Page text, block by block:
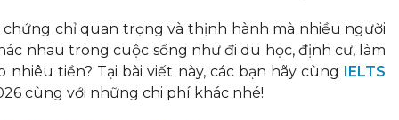
chỉ quan trọng và thịnh hành mà nhiều người
nhau trong cuộc sống như đi du học, định cư, làm
nhiêu tiền? Tại bài viết này, các bạn hãy cùng IELTS
cùng với những chi phí khác nhé!